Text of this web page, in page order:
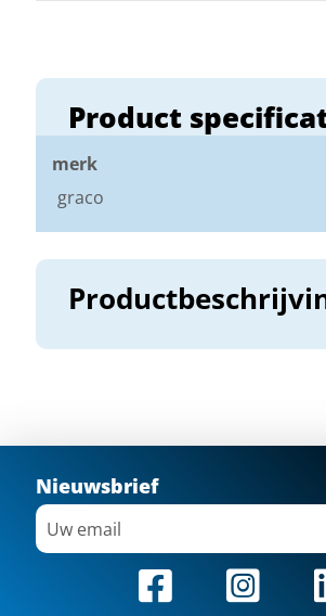
Product
merk
graco
Nieuwsbrief